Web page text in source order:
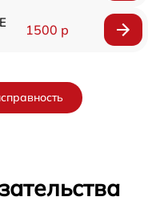
1500 р